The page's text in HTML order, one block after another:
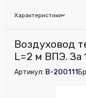
Характеристики
Наличие
Номенклатура:
Воздуховод
L=2 м ВПЭ. За
Артикул: B-200111